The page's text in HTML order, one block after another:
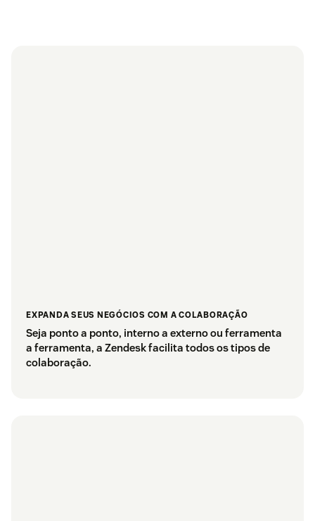
EXPANDA SEUS NEGÓCIOS COM A COLABORAÇÃO
Seja ponto a ponto, interno a externo ou ferramenta
a ferramenta, a Zendesk facilita todos os tipos de
colaboração.